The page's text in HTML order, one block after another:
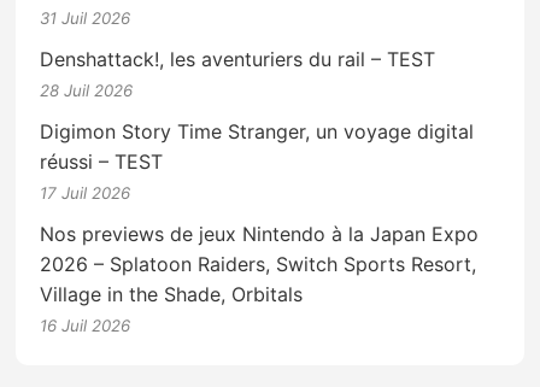
31 Juil 2026
Denshattack!, les aventuriers du rail – TEST
28 Juil 2026
Digimon Story Time Stranger, un voyage digital
réussi – TEST
17 Juil 2026
Nos previews de jeux Nintendo à la Japan Expo
2026 – Splatoon Raiders, Switch Sports Resort,
Village in the Shade, Orbitals
16 Juil 2026